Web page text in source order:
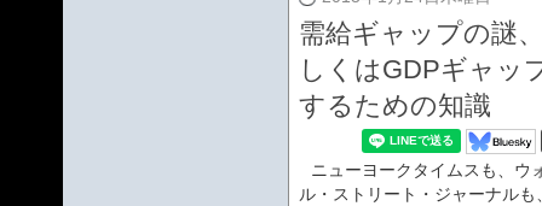
需給ギャップの謎
しくはGDPギャッ
するための知識
ニューヨークタイムスも、ウ
ル・ストリート・ジャーナルも